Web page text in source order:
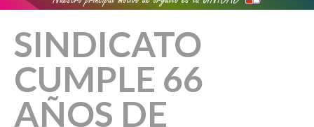
SINDICATO
CUMPLE 66
AÑOS DE